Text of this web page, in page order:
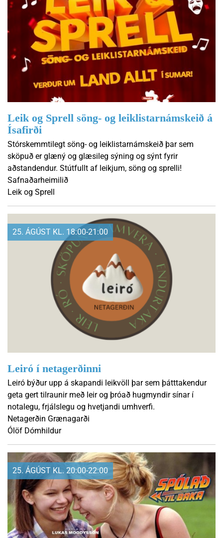
Leik og Sprell söng- og leiklistarnámskeið á
Ísafirði
Stórskemmtilegt söng- og leiklistarnámskeið þar sem
sköpuð er glæný og glæsileg sýning og sýnt fyrir
aðstandendur. Stútfullt af leikjum, söng og sprelli!
Safnaðarheimilið
Leik og Sprell
Leiró í netagerðinni
25. ÁGÚST KL. 18:00-21:00
Leiró býður upp á skapandi leikvöll þar sem þátttakendur
geta gert tilraunir með leir og þróað hugmyndir sínar í
notalegu, frjálslegu og hvetjandi umhverfi.
Netagerðin Grænagarði
Ólöf Dómhildur
25. ÁGÚST KL. 20:00-22:00